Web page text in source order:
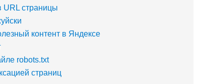
URL страницы
контент в Яндексе
robots.txt
страниц